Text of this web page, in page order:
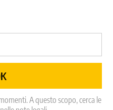
A questo scopo, cerca le